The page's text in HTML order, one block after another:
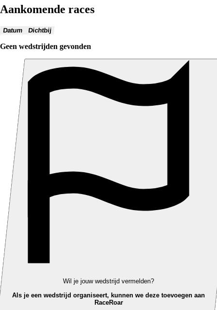
Aankomende races
Datum Dichtbij
Geen wedstrijden gevonden
Wil je jouw wedstrijd vermelden?
Als je een wedstrijd organiseert, kunnen we deze toevoegen aan
RaceRoar